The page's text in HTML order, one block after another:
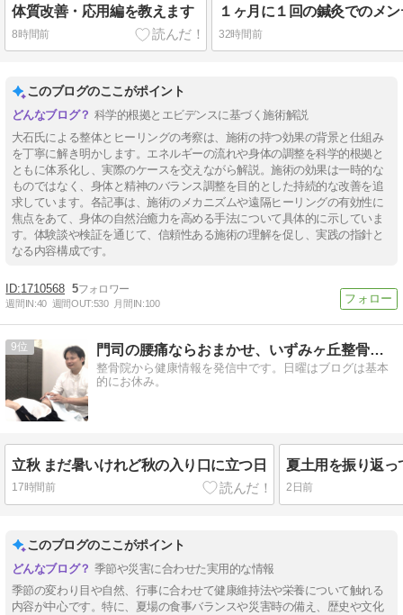
体質改善・応用編を教えます
8時間前
１ヶ月に１回の鍼灸でのメ
32時間前
このブログのここがポイント
科学的根拠とエビデンスに基づく施術解説
大石氏による整体とヒーリングの考察は、施術の持つ効果の背景と仕組み
を丁寧に解き明かします。エネルギーの流れや身体の調整を科学的根拠と
ともに体系化し、実際のケースを交えながら解説。施術の効果は一時的な
ものではなく、身体と精神のバランス調整を目的とした持続的な改善を追
求しています。各記事は、施術のメカニズムや遠隔ヒーリングの有効性に
焦点をあて、身体の自然治癒力を高める手法について具体的に示していま
す。体験談や検証を通じて、信頼性ある施術の理解を促し、実践の指針と
なる内容構成です。
1710568 5
週間IN:40 週間OUT:530 月間IN:100
9 門司の腰痛ならおまかせ、いずみヶ丘整骨院。
整骨院から健康情報を発信中です。日曜はブログは基本
的にお休み。
立秋 まだ暑いけれど秋の入り口に立つ日
17時間前 2日前
このブログのここがポイント
季節や災害に合わせた実用的な情報
季節の変わり目や自然、行事に合わせて健康維持法や栄養について触れる
内容が中心です。特に、夏場の食事バランスや災害時の備え、歴史や文化